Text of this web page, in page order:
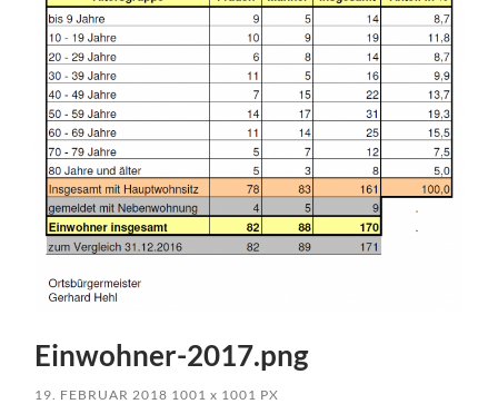
Einwohner-2017.png
19. FEBRUAR 2018 1001x 1001 PX